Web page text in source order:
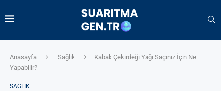
Anasayfa Sağlık
Kabak Çekirdeği Yağı Saçınız İçin Ne
Yapabilir?
SAĞLIK